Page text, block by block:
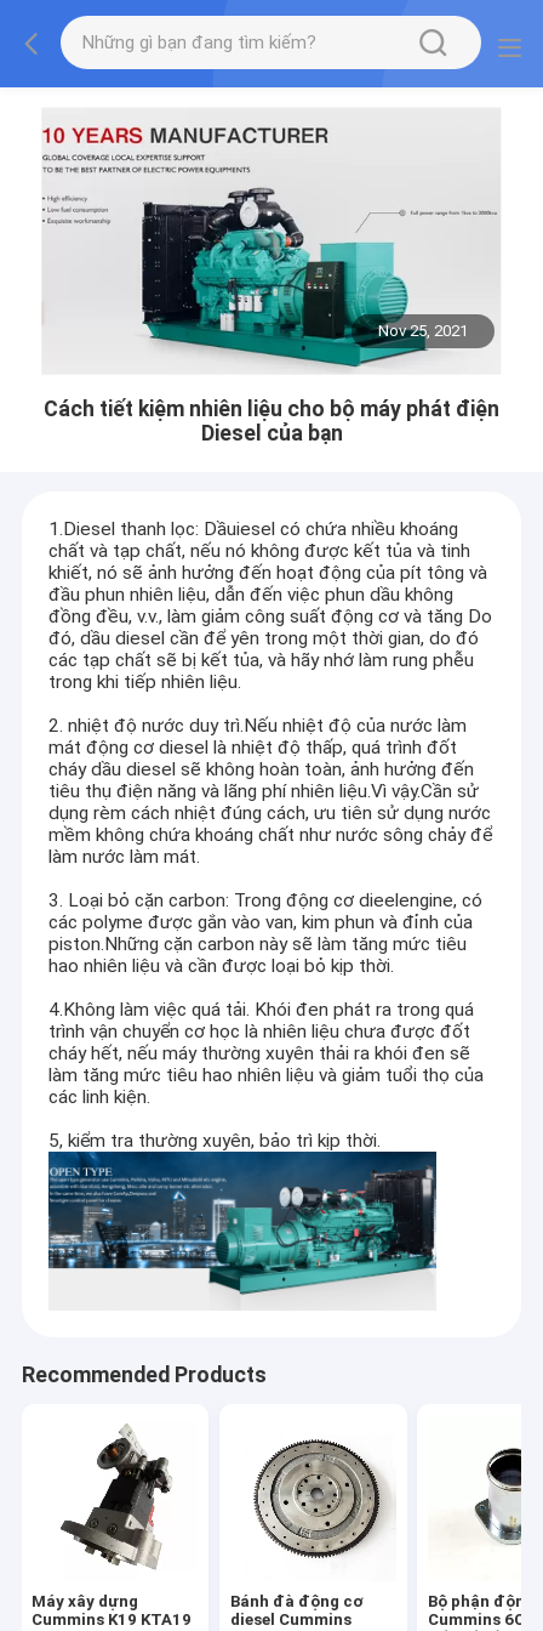
Nov 25, 2021
Cách tiết kiệm nhiên liệu cho bộ máy phát điện
Diesel của bạn
1.Diesel thanh lọc: Dầuiesel có chứa nhiều khoáng
chất và tạp chất, nếu nó không được kết tủa và tinh
khiết, nó sẽ ảnh hưởng đến hoạt động của pít tông và
đầu phun nhiên liệu, dẫn đến việc phun dầu không
đồng đều, v.v., làm giảm công suất động cơ và tăng Do
đó, dầu diesel cần để yên trong một thời gian, do đó
các tạp chất sẽ bị kết tủa, và hãy nhớ làm rung phễu
trong khi tiếp nhiên liệu.
2. nhiệt độ nước duy trì.Nếu nhiệt độ của nước làm
mát động cơ diesel là nhiệt độ thấp, quá trình đốt
cháy dầu diesel sẽ không hoàn toàn, ảnh hưởng đến
tiêu thụ điện năng và lãng phí nhiên liệu.Vì vậy.Cần sử
dụng rèm cách nhiệt đúng cách, ưu tiên sử dụng nước
mềm không chứa khoáng chất như nước sông chảy để
làm nước làm mát.
3. Loại bỏ cặn carbon: Trong động cơ dieelengine, có
các polyme được gắn vào van, kim phun và đỉnh của
piston.Những cặn carbon này sẽ làm tăng mức tiêu
hao nhiên liệu và cần được loại bỏ kịp thời.
4.Không làm việc quá tải. Khói đen phát ra trong quá
trình vận chuyển cơ học là nhiên liệu chưa được đốt
cháy hết, nếu máy thường xuyên thải ra khói đen sẽ
làm tăng mức tiêu hao nhiên liệu và giảm tuổi thọ của
các linh kiện.
5, kiểm tra thường xuyên, bảo trì kịp thời.
Recommended Products
Máy xây dựng
Cummins K19 KTA19
Bánh đà động cơ
diesel Cummins
Bộ phận động
Cummins 6CT